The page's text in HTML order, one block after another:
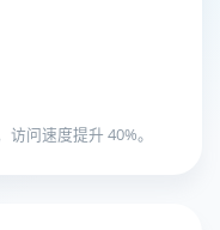
问速度提升 40%。